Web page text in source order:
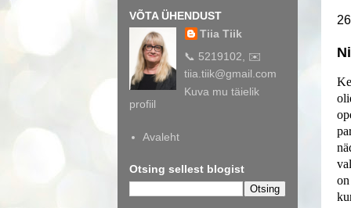
VÕTA ÜHENDUST
Tiia Tiik
📞 5219102, ✉️
tiia.tiik@gmail.com
Kuva mu täielik
profiil
Avaleht
Otsing sellest blogist